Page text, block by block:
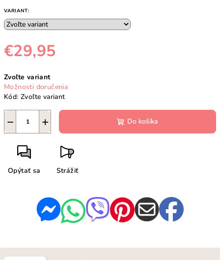
VARIANT:
€29,95
cena:
Zvoľte variant
Možnosti doručenia
Kód: Zvoľte variant
+
− Do košíka
Opýtať sa Strážiť